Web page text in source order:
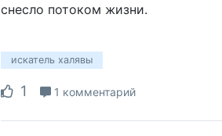
снесло потоком жизни.
искатель халявы
1 1 комментарий